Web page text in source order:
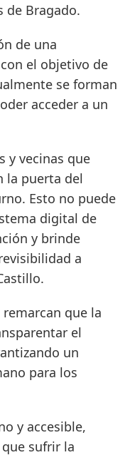
de Bragado.
de una
el objetivo de
se forman
acceder a un
y vecinas que
la puerta del
Esto no puede
digital de
y brinde
a
que la
el
un
para los
y accesible,
sufrir la